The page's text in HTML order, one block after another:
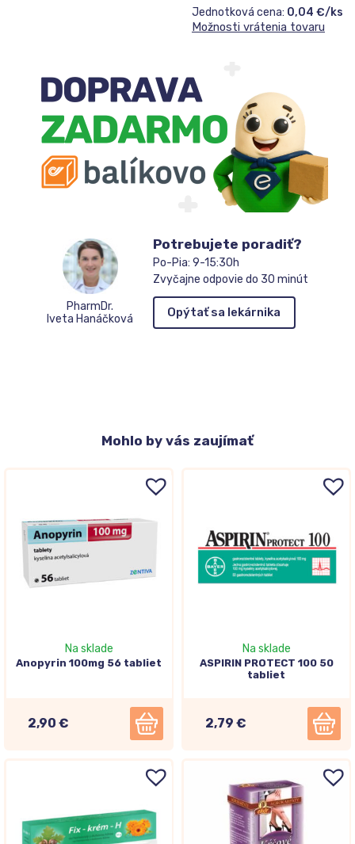
Jednotková cena: 0,04 €/ks
Možnosti vrátenia tovaru
PharmDr.
Iveta Hanáčková
Potrebujete poradiť?
Po-Pia: 9-15:30h
Zvyčajne odpovie do 30 minút
Opýtať sa lekárnika
Mohlo by vás zaujímať
Na sklade
Anopyrin 100mg 56 tabliet
2,90 €
Na sklade
ASPIRIN PROTECT 100 50
tabliet
2,79 €